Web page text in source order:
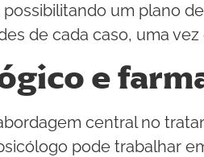
um plano
de cada caso, uma
e
central no
pode trabalhar